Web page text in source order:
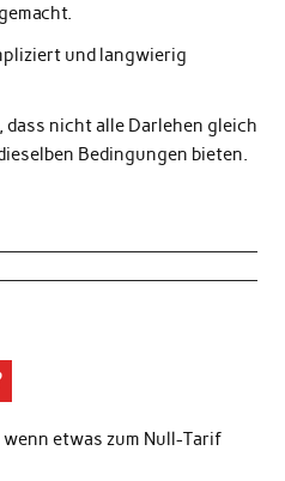
und langwierig
nicht alle Darlehen gleich
Bedingungen bieten.
etwas zum Null-Tarif